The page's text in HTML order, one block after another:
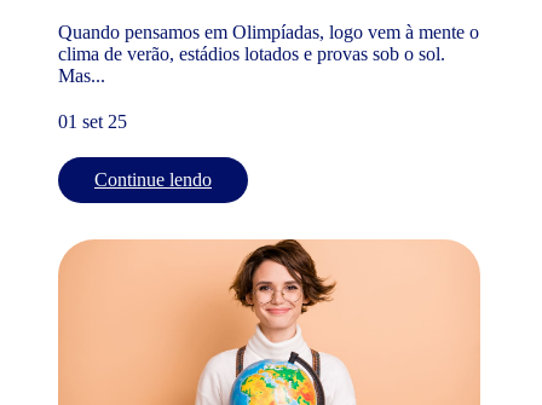
Quando pensamos em Olimpíadas, logo vem à mente o
clima de verão, estádios lotados e provas sob o sol.
Mas...
01 set 25
Continue lendo